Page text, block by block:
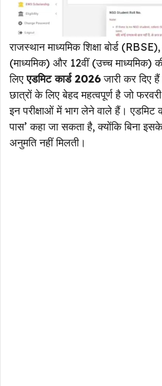
राजस्थान माध्यमिक शिक्षा बोर्ड
(माध्यमिक) और 12वीं (उच्च माध्यमिक)
लिएएडमिट कार्ड 2026जारी कर दिए
छात्रों के लिए बेहद महत्वपूर्ण है जो
इन परीक्षाओं में भाग लेने वाले हैं। एडमिट
पास’ कहा जा सकता है, क्योंकि बिना
अनुमति नहीं मिलती।